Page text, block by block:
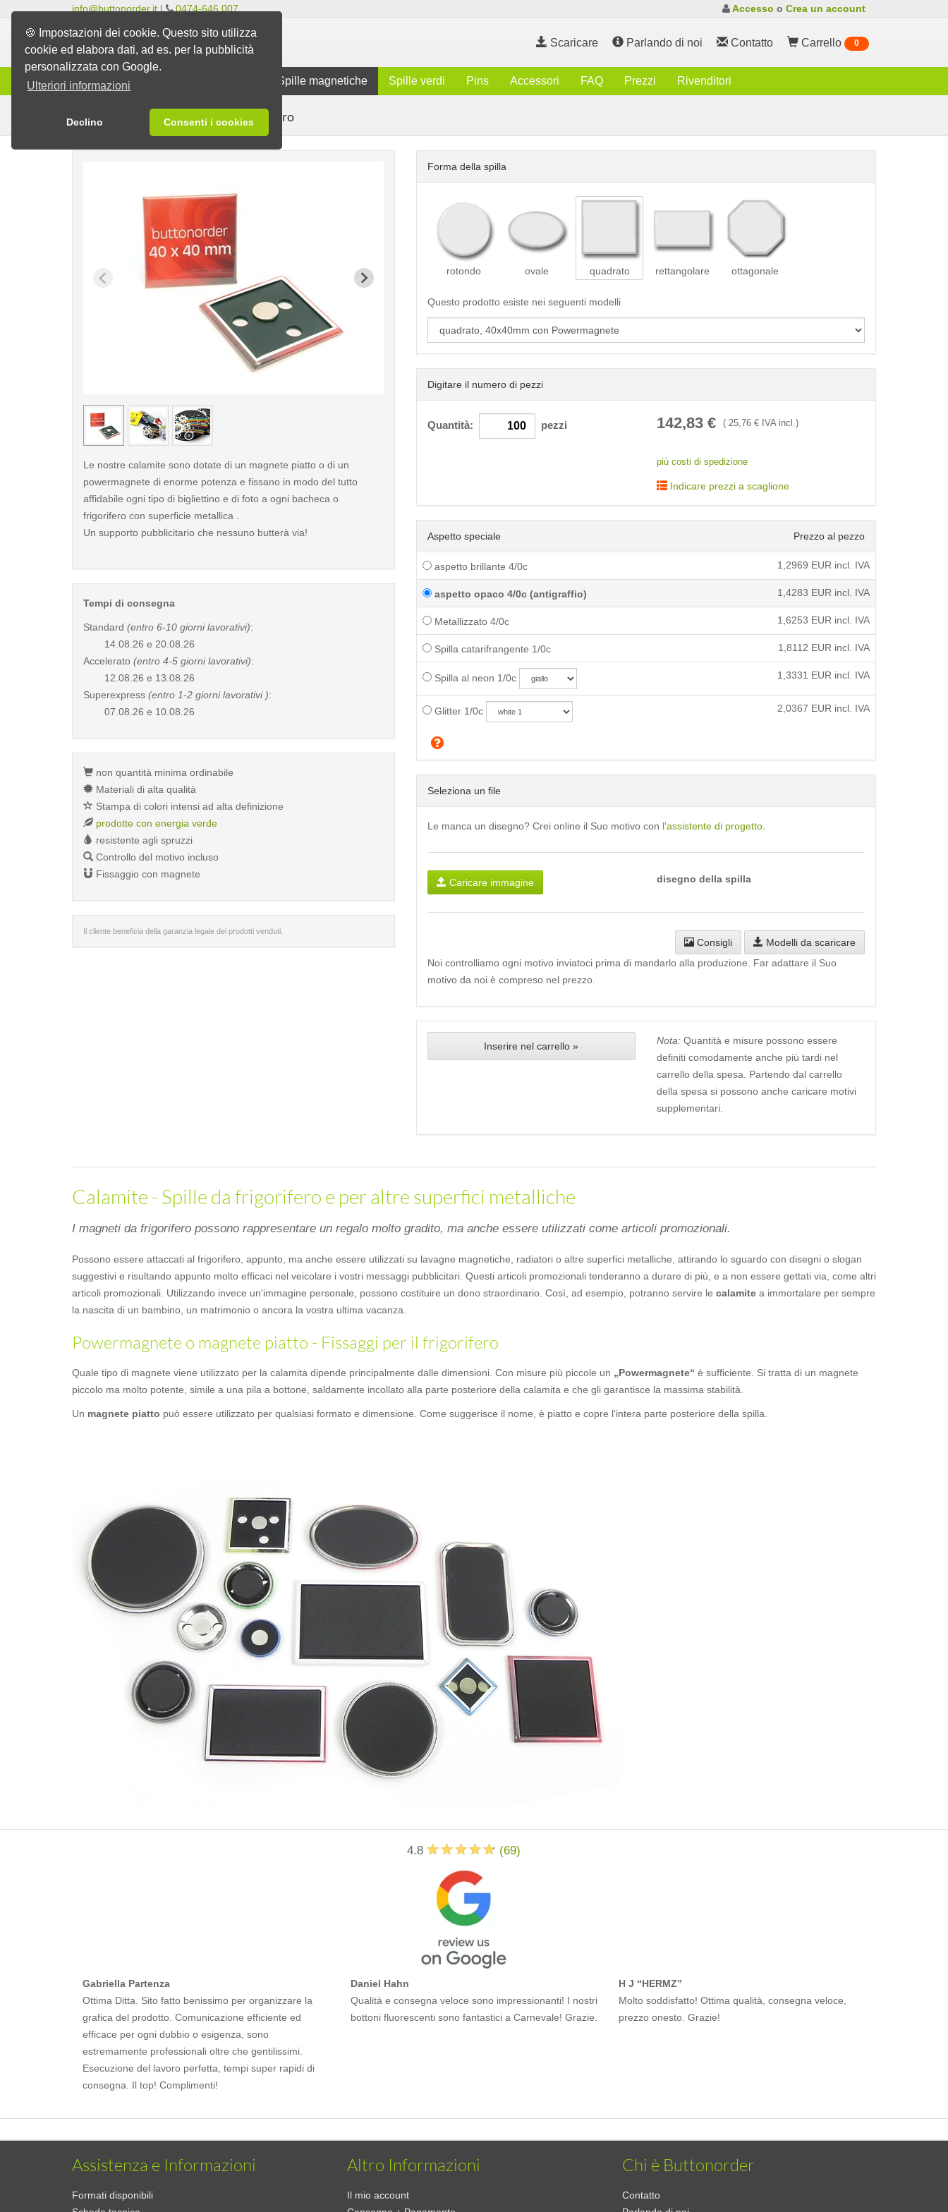
🍪 Impostazioni dei cookie. Questo sito utilizza
cookie ed elabora dati, ad es. per la pubblicità
personalizzata con Google.
Ulteriori informazioni
Declino Consenti i cookies
info@buttonorder.it | 0474-646 007 Accesso o Crea un account
Scaricare Parlando di noi Contatto Carrello 0
Gamma Spille magnetiche Spille verdi Pins Accessori FAQ Prezzi Rivenditori
Spille Spille magnetiche per il frigorifero
Forma della spilla
rotondo ovale quadrato rettangolare ottagonale
Questo prodotto esiste nei seguenti modelli
Digitare il numero di pezzi
Quantità: pezzi 142,83€ ( 25,76€ IVA incl.)
più costi di spedizione
Indicare prezzi a scaglione
Aspetto speciale Prezzo al pezzo
aspetto brillante 4/0c 1,2969 EUR incl. IVA
aspetto opaco 4/0c (antigraffio) 1,4283 EUR incl. IVA
Metallizzato 4/0c 1,6253 EUR incl. IVA
Spilla catarifrangente 1/0c 1,8112 EUR incl. IVA
Spilla al neon 1/0c 1,3331 EUR incl. IVA
Glitter 1/0c 2,0367 EUR incl. IVA
Seleziona un file
Le manca un disegno? Crei online il Suo motivo con l'assistente di progetto.
Caricare immagine disegno della spilla
Consigli
Modelli da scaricare
Noi controlliamo ogni motivo inviatoci prima di mandarlo alla produzione. Far adattare il Suo
motivo da noi è compreso nel prezzo.
Inserire nel carrello » Nota:Quantità e misure possono essere
definiti comodamente anche più tardi nel
carrello della spesa. Partendo dal carrello
della spesa si possono anche caricare motivi
supplementari.
< /picture> < /picture> < /picture>
Le nostre calamite sono dotate di un magnete piatto o di un
powermagnete di enorme potenza e fissano in modo del tutto
affidabile ogni tipo di bigliettino e di foto a ogni bacheca o
frigorifero con superficie metallica .
Un supporto pubblicitario che nessuno butterà via!
Tempi di consegna
Standard (entro 6-10 giorni lavorativi):
14.08.26 e 20.08.26
Accelerato (entro 4-5 giorni lavorativi):
12.08.26 e 13.08.26
Superexpress (entro 1-2 giorni lavorativi ):
07.08.26 e 10.08.26
non quantità minima ordinabile
Materiali di alta qualità
Stampa di colori intensi ad alta definizione
prodotte con energia verde
resistente agli spruzzi
Controllo del motivo incluso
Fissaggio con magnete
Il cliente beneficia della garanzia legale dei prodotti venduti.
Calamite - Spille da frigorifero e per altre superfici metalliche
I magneti da frigorifero possono rappresentare un regalo molto gradito, ma anche essere utilizzati come articoli promozionali.
Possono essere attaccati al frigorifero, appunto, ma anche essere utilizzati su lavagne magnetiche, radiatori o altre superfici metalliche, attirando lo sguardo con disegni o slogan
suggestivi e risultando appunto molto efficaci nel veicolare i vostri messaggi pubblicitari. Questi articoli promozionali tenderanno a durare di più, e a non essere gettati via, come altri
articoli promozionali. Utilizzando invece un'immagine personale, possono costituire un dono straordinario. Così, ad esempio, potranno servire le calamite a immortalare per sempre
la nascita di un bambino, un matrimonio o ancora la vostra ultima vacanza.
Powermagnete o magnete piatto - Fissaggi per il frigorifero
Quale tipo di magnete viene utilizzato per la calamita dipende principalmente dalle dimensioni. Con misure più piccole un „Powermagnete“ è sufficiente. Si tratta di un magnete
piccolo ma molto potente, simile a una pila a bottone, saldamente incollato alla parte posteriore della calamita e che gli garantisce la massima stabilità.
Un magnete piatto può essere utilizzato per qualsiasi formato e dimensione. Come suggerisce il nome, è piatto e copre l'intera parte posteriore della spilla.
4.8 (69)
Gabriella Partenza
Ottima Ditta. Sito fatto benissimo per organizzare la
grafica del prodotto. Comunicazione efficiente ed
efficace per ogni dubbio o esigenza, sono
estremamente professionali oltre che gentilissimi.
Esecuzione del lavoro perfetta, tempi super rapidi di
consegna. Il top! Complimenti!
Daniel Hahn
Qualità e consegna veloce sono impressionanti! I nostri
bottoni fluorescenti sono fantastici a Carnevale! Grazie.
H J “HERMZ”
Molto soddisfatto! Ottima qualità, consegna veloce,
prezzo onesto. Grazie!
Assistenza e Informazioni
Formati disponibili
Altro Informazioni
Il mio account
Chi è Buttonorder
Contatto